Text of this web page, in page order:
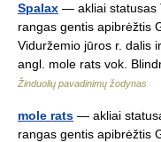
Spalax — akliai statusas
rangas gentis apibrėžtis
Viduržemio jūros r. dalis
angl. mole rats vok.
Žinduolių pavadinimų žodynas
mole rats — akliai
rangas gentis apibrėžtis